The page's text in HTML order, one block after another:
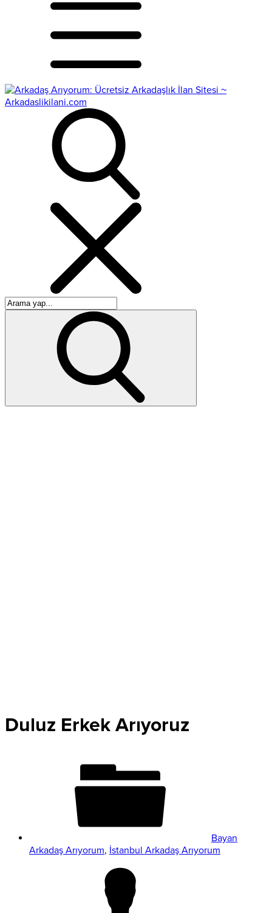
Duluz Erkek Arıyoruz
Bayan
Arkadaş Arıyorum, İstanbul Arkadaş Arıyorum